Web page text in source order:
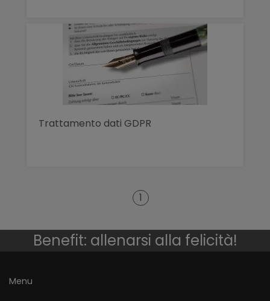
Trattamento dati GDPR
1
Benefit: allenarsi alla felicità!
Menu